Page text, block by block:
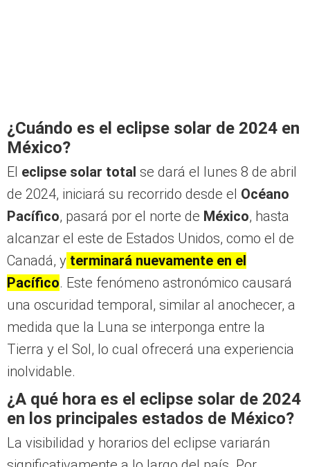
¿Cuándo es el eclipse solar de 2024 en
México?
El eclipse solar total se dará el lunes 8 de abril
de 2024, iniciará su recorrido desde el Océano
Pacífico, pasará por el norte de México, hasta
alcanzar el este de Estados Unidos, como el de
Canadá, y terminará nuevamente en el
Pacífico. Este fenómeno astronómico causará
una oscuridad temporal, similar al anochecer, a
medida que la Luna se interponga entre la
Tierra y el Sol, lo cual ofrecerá una experiencia
inolvidable.
¿A qué hora es el eclipse solar de 2024
en los principales estados de México?
La visibilidad y horarios del eclipse variarán